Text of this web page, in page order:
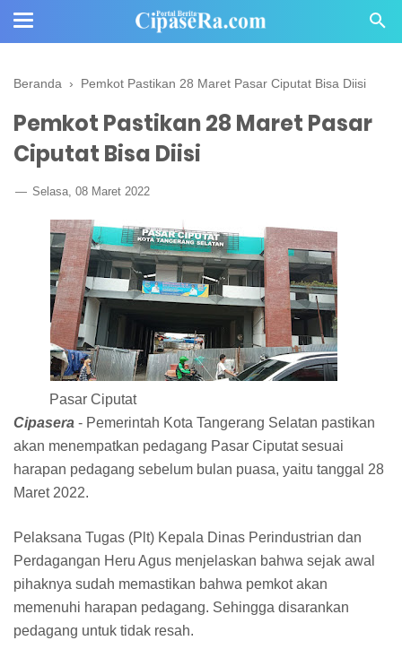
Beranda › Pemkot Pastikan 28 Maret Pasar Ciputat Bisa Diisi
Pemkot Pastikan 28 Maret Pasar
Ciputat Bisa Diisi
Selasa, 08 Maret 2022
Pasar Ciputat
Cipasera - Pemerintah Kota Tangerang Selatan pastikan
akan menempatkan pedagang Pasar Ciputat sesuai
harapan pedagang sebelum bulan puasa, yaitu tanggal 28
Maret 2022.
Pelaksana Tugas (Plt) Kepala Dinas Perindustrian dan
Perdagangan Heru Agus menjelaskan bahwa sejak awal
pihaknya sudah memastikan bahwa pemkot akan
memenuhi harapan pedagang. Sehingga disarankan
pedagang untuk tidak resah.